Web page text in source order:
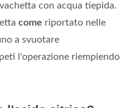
con acqua tiepida.
come riportato nelle
a svuotare
l'operazione riempiendo